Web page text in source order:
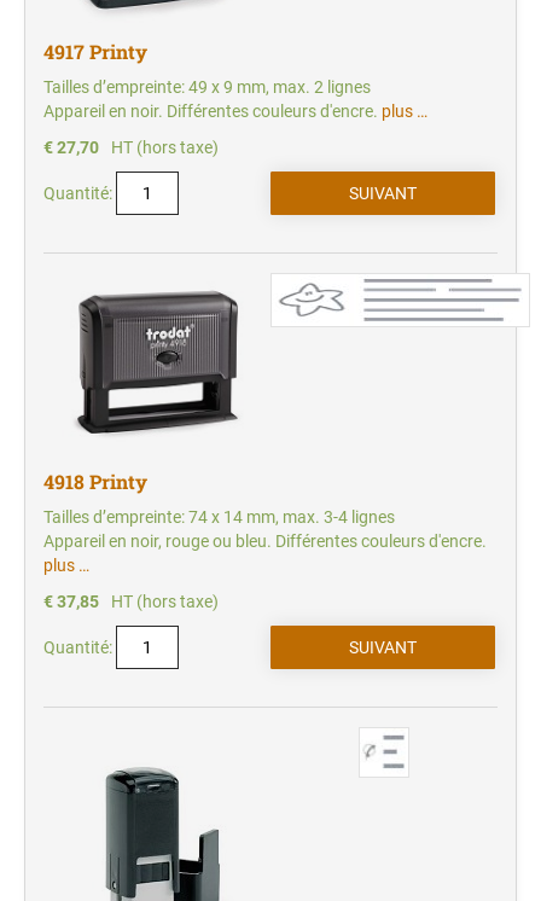
4917 Printy
Tailles d’empreinte: 49 x 9 mm, max. 2 lignes
Appareil en noir. Différentes couleurs d'encre. plus …
€ 27,70
HT (hors taxe)
Quantité:
4918 Printy
Tailles d’empreinte: 74 x 14 mm, max. 3-4 lignes
Appareil en noir, rouge ou bleu. Différentes couleurs d'encre.
plus …
€ 37,85
HT (hors taxe)
Quantité: